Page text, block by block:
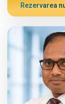
Rezervarea